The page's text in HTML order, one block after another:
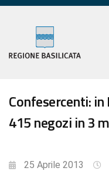
Confesercenti:
415 negozi in 3
25 Aprile 2013